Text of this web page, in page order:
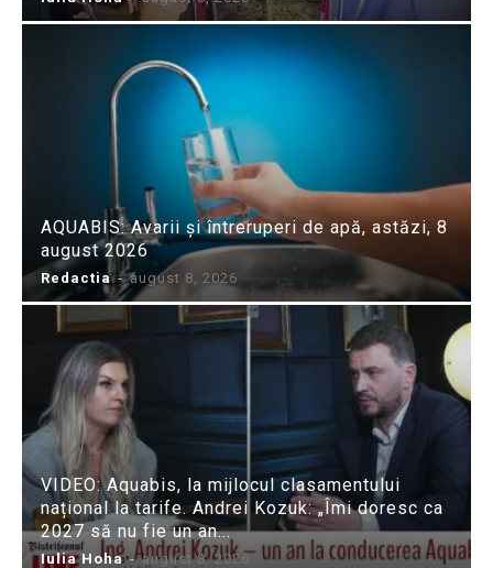
AQUABIS: Avarii și întreruperi de apă, astăzi, 8
august 2026
Redactia - august 8, 2026
VIDEO: Aquabis, la mijlocul clasamentului
național la tarife. Andrei Kozuk: „Îmi doresc ca
2027 să nu fie un an...
Iulia Hoha - august 8, 2026